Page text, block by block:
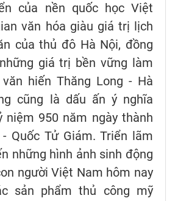
của nền quốc học Việt
văn hóa giàu giá trị lịch
của thủ đô Hà Nội, đồng
giá trị bền vững làm
hiến Thăng Long - Hà
cũng là dấu ấn ý nghĩa
niệm 950 năm ngày thành
Quốc Tử Giám. Triển lãm
những hình ảnh sinh động
người Việt Nam hôm nay
sản phẩm thủ công mỹ